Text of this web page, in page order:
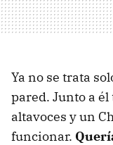
Ya no se trata
pared. Junto a
altavoces y un
funcionar.